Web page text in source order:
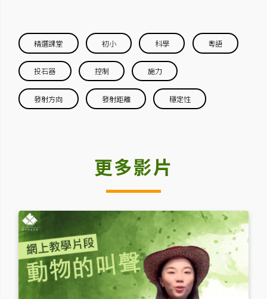
精選課堂 初小 科學 粵語
投石器 控制 施力
發射方向 發射距離 穩定性
更多影片